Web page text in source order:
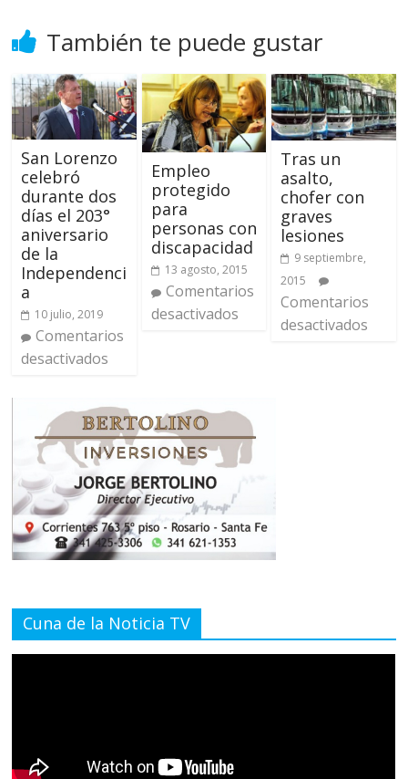
También te puede gustar
San Lorenzo
celebró
durante dos
días el 203°
aniversario
de la
Independenci
a
10 julio, 2019
Comentarios
desactivados
Empleo
protegido
para
personas con
discapacidad
13 agosto, 2015
Comentarios
desactivados
Tras un
asalto,
chofer con
graves
lesiones
9 septiembre,
2015
Comentarios
desactivados
Cuna de la Noticia TV